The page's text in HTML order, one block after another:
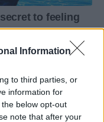
Information
to third parties, or
information for
below opt-out
note that after your